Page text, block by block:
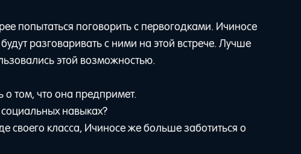
попытаться поговорить с первогодками. Ичиносе
разговаривать с ними на этой встрече. Лучше
этой возможностью.
о том, что она предпримет.
навыках?
своего класса, Ичиносе же больше заботиться о